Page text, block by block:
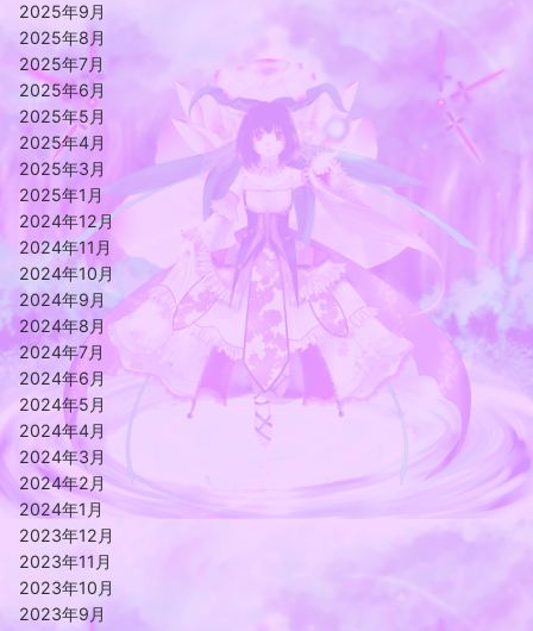
2025年9月
2025年8月
2025年7月
2025年6月
2025年5月
2025年4月
2025年3月
2025年1月
2024年12月
2024年11月
2024年10月
2024年9月
2024年8月
2024年7月
2024年6月
2024年5月
2024年4月
2024年3月
2024年2月
2024年1月
2023年12月
2023年11月
2023年10月
2023年9月